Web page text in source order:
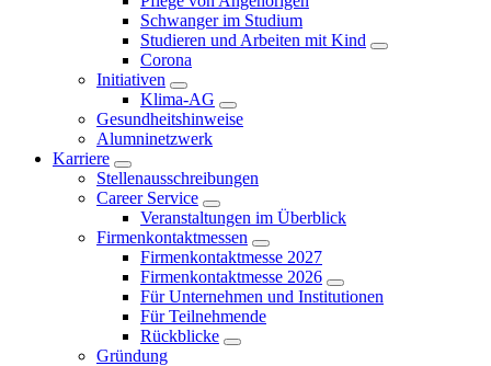
Schwanger im Studium
Studieren und Arbeiten mit Kind
Corona
Initiativen
Klima-AG
Gesundheitshinweise
Alumninetzwerk
Karriere
Stellenausschreibungen
Career Service
Veranstaltungen im Überblick
Firmenkontaktmessen
Firmenkontaktmesse 2027
Firmenkontaktmesse 2026
Für Unternehmen und Institutionen
Für Teilnehmende
Rückblicke
Gründung